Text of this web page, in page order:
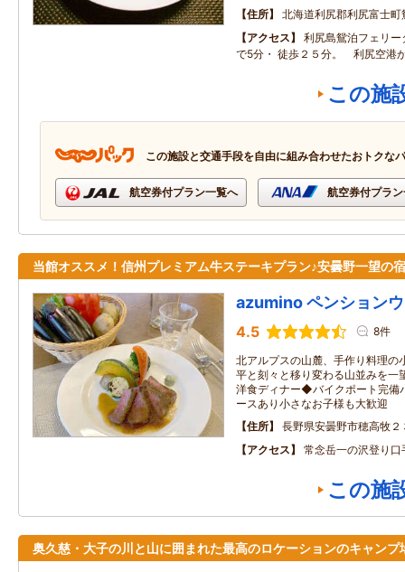
住所
北海道利尻郡利尻富士町
アクセス
利尻島鴛泊フェリ
で5分・ 徒歩２５分。 利尻空港
この施
この施設と交通手段を自由に組み合わせたおトクな
航空券付プラン一覧へ 航空券付プラ
当館オススメ！信州プレミアム牛ステーキプラン♪安曇野一望の宿
azumino ペンション
4.5 8件
北アルプスの山麓、手作り料理
平と刻々と移り変わる山並みを
洋食ディナー◆バイクポート完
ースあり小さなお子様も大歓迎
住所
長野県安曇野市穂高牧２
アクセス
常念岳一の沢登り口
この施
奥久慈・大子の川と山に囲まれた最高のロケーションのキャンプ